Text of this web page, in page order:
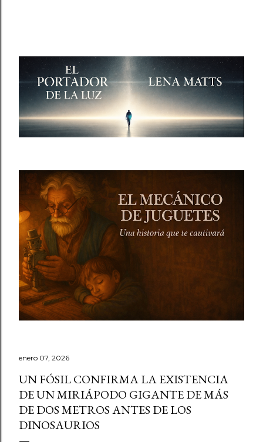
enero 07, 2026
UN FÓSIL CONFIRMA LA EXISTENCIA
DE UN MIRIÁPODO GIGANTE DE MÁS
DE DOS METROS ANTES DE LOS
DINOSAURIOS